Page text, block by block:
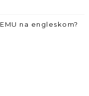
na engleskom?